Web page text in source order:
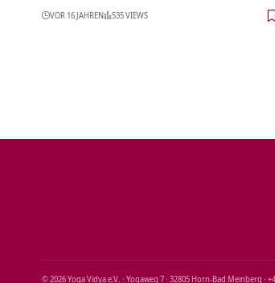
VOR 16 JAHREN 535 VIEWS
© 2026 Yoga Vidya e.V. · Yogaweg 7 · 32805 Horn‑Bad Meinberg ·